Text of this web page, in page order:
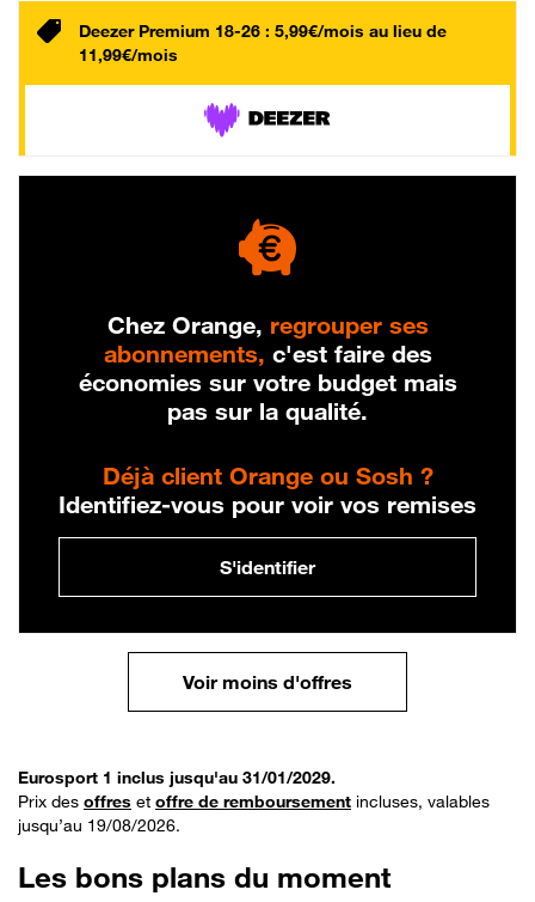
Deezer Premium 18-26 : 5,99€/mois au lieu de
11,99€/mois
Chez Orange, regrouper ses
abonnements, c'est faire des
économies sur votre budget mais
pas sur la qualité.
Déjà client Orange ou Sosh ?
Identifiez-vous pour voir vos remises
S'identifier
Voir moins d'offres
Eurosport 1 inclus jusqu'au 31/01/2029.
Prix des offres et offre de remboursement incluses, valables
jusqu’au 19/08/2026.
Les bons plans du moment